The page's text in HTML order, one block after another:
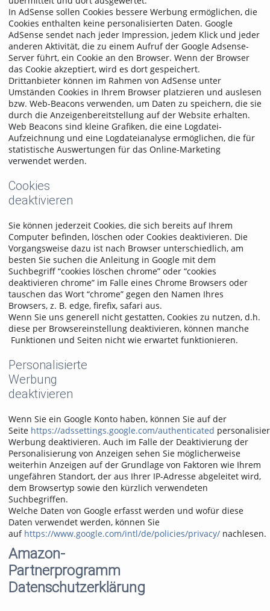
In AdSense sollen Cookies bessere Werbung ermöglichen, die
Cookies enthalten keine personalisierten Daten. Google
AdSense sendet nach jeder Impression, jedem Klick und jeder
anderen Aktivität, die zu einem Aufruf der Google Adsense-
Server führt, ein Cookie an den Browser. Wenn der Browser
das Cookie akzeptiert, wird es dort gespeichert.
Drittanbieter können im Rahmen von AdSense unter
Umständen Cookies in Ihrem Browser platzieren und auslesen
bzw. Web-Beacons verwenden, um Daten zu speichern, die sie
durch die Anzeigenbereitstellung auf der Website erhalten.
Web Beacons sind kleine Grafiken, die eine Logdatei-
Aufzeichnung und eine Logdateianalyse ermöglichen, die für
statistische Auswertungen für das Online-Marketing
verwendet werden.
Cookies
deaktivieren
Sie können jederzeit Cookies, die sich bereits auf Ihrem
Computer befinden, löschen oder Cookies deaktivieren. Die
Vorgangsweise dazu ist nach Browser unterschiedlich, am
besten Sie suchen die Anleitung in Google mit dem
Suchbegriff “cookies löschen chrome” oder “cookies
deaktivieren chrome” im Falle eines Chrome Browsers oder
tauschen das Wort “chrome” gegen den Namen Ihres
Browsers, z. B. edge, firefix, safari aus.
Wenn Sie uns generell nicht gestatten, Cookies zu nutzen, d.h.
diese per Browsereinstellung deaktivieren, können manche
Funktionen und Seiten nicht wie erwartet funktionieren.
Personalisierte
Werbung
deaktivieren
Wenn Sie ein Google Konto haben, können Sie auf der
Seite https://adssettings.google.com/authenticated
Werbung deaktivieren. Auch im Falle der Deaktivierung der
Personalisierung von Anzeigen sehen Sie möglicherweise
weiterhin Anzeigen auf der Grundlage von Faktoren wie Ihrem
ungefähren Standort, der aus Ihrer IP-Adresse abgeleitet wird,
dem Browsertyp sowie den kürzlich verwendeten
Suchbegriffen.
Welche Daten von Google erfasst werden und wofür diese
Daten verwendet werden, können Sie
auf https://www.google.com/intl/de/policies/privacy/ nachlesen.
Amazon-
Partnerprogramm
Datenschutzerklärung